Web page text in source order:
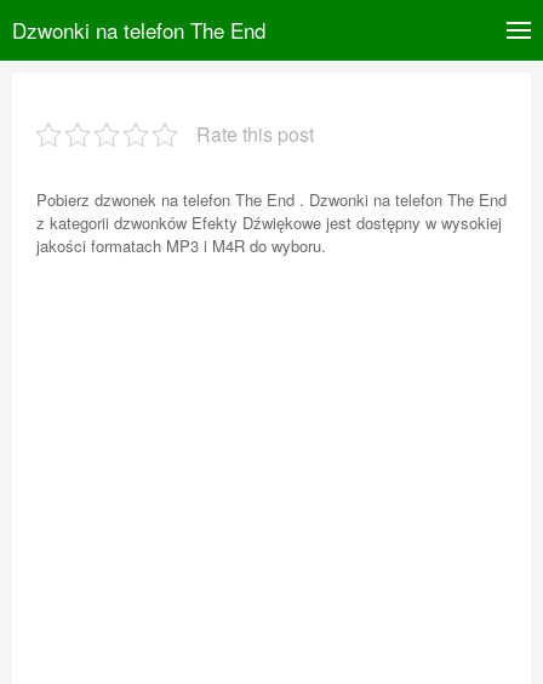
Dzwonki na telefon The End
Rate this post
Pobierz dzwonek na telefon The End . Dzwonki na telefon The End
z kategorii dzwonków Efekty Dźwiękowe jest dostępny w wysokiej
jakości formatach MP3 i M4R do wyboru.